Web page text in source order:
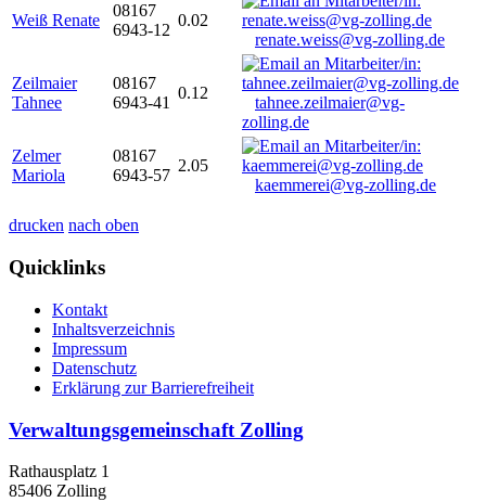
Weiß Renate
08167
6943-12
0.02
renate.weiss@vg-zolling.de
Zeilmaier
Tahnee
08167
6943-41
0.12
tahnee.zeilmaier@vg-
zolling.de
Zelmer
Mariola
08167
6943-57
2.05
kaemmerei@vg-zolling.de
drucken nach oben
Quicklinks
Kontakt
Inhaltsverzeichnis
Impressum
Datenschutz
Erklärung zur Barrierefreiheit
Verwaltungsgemeinschaft Zolling
Rathausplatz 1
85406 Zolling